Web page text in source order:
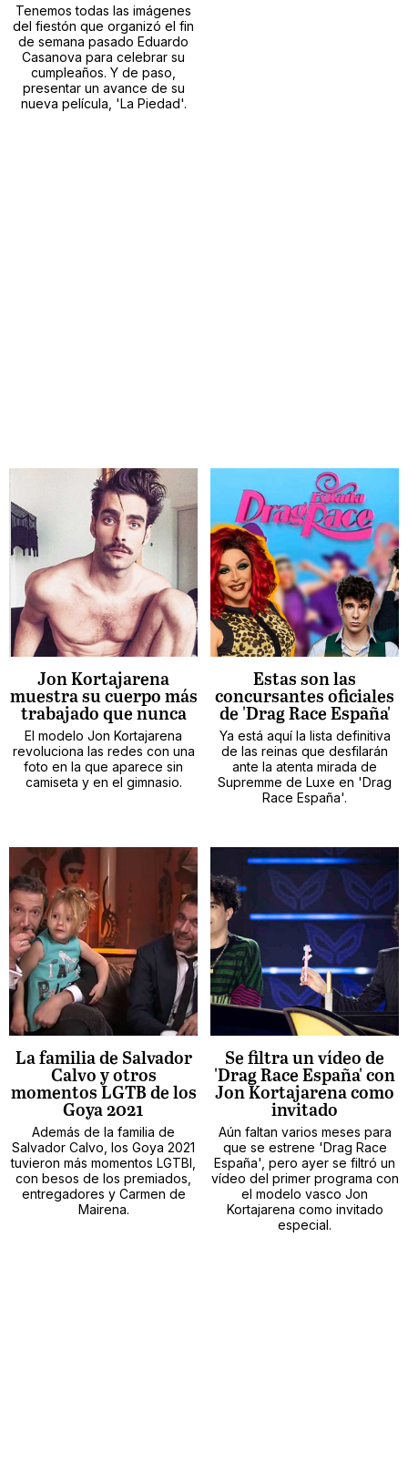
Tenemos todas las imágenes
del fiestón que organizó el fin
de semana pasado Eduardo
Casanova para celebrar su
cumpleaños. Y de paso,
presentar un avance de su
nueva película, 'La Piedad'.
Jon Kortajarena
muestra su cuerpo más
trabajado que nunca
El modelo Jon Kortajarena
revoluciona las redes con una
foto en la que aparece sin
camiseta y en el gimnasio.
Estas son las
concursantes oficiales
de 'Drag Race España'
Ya está aquí la lista definitiva
de las reinas que desfilarán
ante la atenta mirada de
Supremme de Luxe en 'Drag
Race España'.
La familia de Salvador
Calvo y otros
momentos LGTB de los
Goya 2021
Además de la familia de
Salvador Calvo, los Goya 2021
tuvieron más momentos LGTBI,
con besos de los premiados,
entregadores y Carmen de
Mairena.
Se filtra un vídeo de
'Drag Race España' con
Jon Kortajarena como
invitado
Aún faltan varios meses para
que se estrene 'Drag Race
España', pero ayer se filtró un
vídeo del primer programa con
el modelo vasco Jon
Kortajarena como invitado
especial.